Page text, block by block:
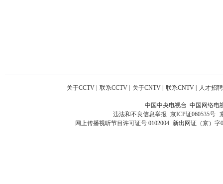
关于CCTV 联系CCTV 关于CNTV 联系CNTV 人才招聘
中国中央电视台 中国网络电
违法和不良信息举报 京ICP证060535号
网上传播视听节目许可证号 0102004 新出网证（京）